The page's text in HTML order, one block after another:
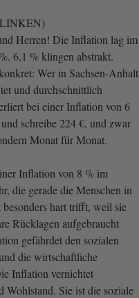
Herren! Die Inflation lag im
6,1 % klingen abstrakt.
Wer in Sachsen-Anhalt
und durchschnittlich
bei einer Inflation von 6
schreibe 224 €, und zwar
Monat für Monat.
Inflation von 8 % im
die gerade die Menschen in
besonders hart trifft, weil sie
Rücklagen aufgebraucht
gefährdet den sozialen
die wirtschaftliche
Inflation vernichtet
Wohlstand. Sie ist die soziale